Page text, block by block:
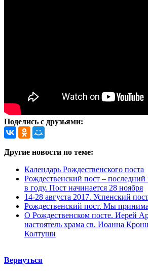
Поделись с друзьями:
Другие новости по теме:
Календарь Рождественского поста
Рождественский пост –
в году. Пост начинается 28 ноября
14-28 августа 2017. Успенский
Рождественский пост. Мы
О Рождественском посте. Иерей
настоятель храма св. Иоанна
Колтуши
Вернуться